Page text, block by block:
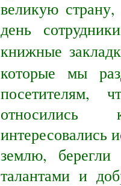
великую
день
книжные
которые мы
посетителям,
относились
интересовались
землю,
талантами и